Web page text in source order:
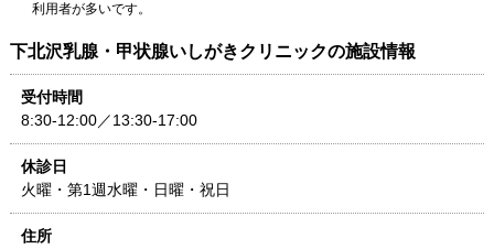
利用者が多いです。
下北沢乳腺・甲状腺いしがきクリニックの施設情報
受付時間
8:30-12:00／13:30-17:00
休診日
火曜・第1週水曜・日曜・祝日
住所